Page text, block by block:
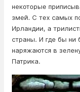
некоторые
змей. С тех самых
Ирландии, а
страны. И где бы ни
наряжаются в
Патрика.